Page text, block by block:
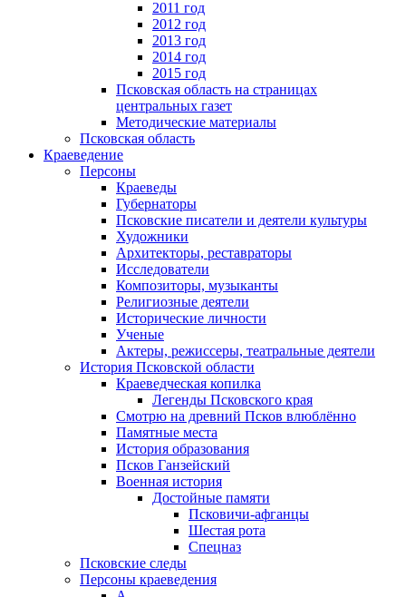
2011 год
2012 год
2013 год
2014 год
2015 год
Псковская область на страницах
центральных газет
Методические материалы
Псковская область
Краеведение
Персоны
Краеведы
Губернаторы
Псковские писатели и деятели культуры
Художники
Архитекторы, реставраторы
Исследователи
Композиторы, музыканты
Религиозные деятели
Исторические личности
Ученые
Актеры, режиссеры, театральные деятели
История Псковской области
Краеведческая копилка
Легенды Псковского края
Смотрю на древний Псков влюблённо
Памятные места
История образования
Псков Ганзейский
Военная история
Достойные памяти
Псковичи-афганцы
Шестая рота
Спецназ
Псковские следы
Персоны краеведения